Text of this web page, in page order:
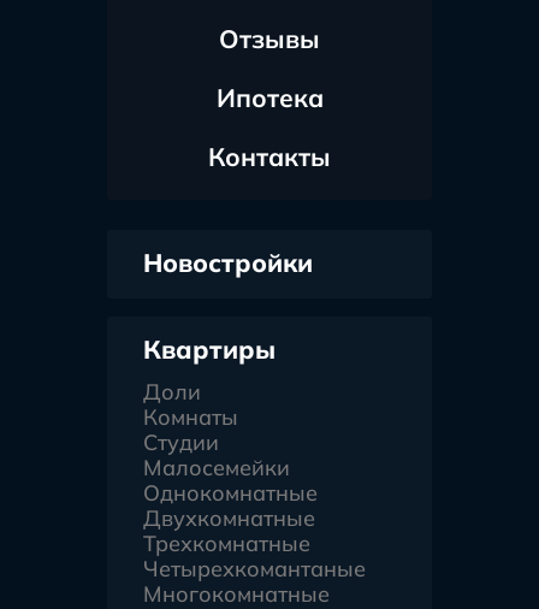
Отзывы
Ипотека
Контакты
Новостройки
Квартиры
Доли
Комнаты
Студии
Малосемейки
Однокомнатные
Двухкомнатные
Трехкомнатные
Четырехкомантаные
Многокомнатные